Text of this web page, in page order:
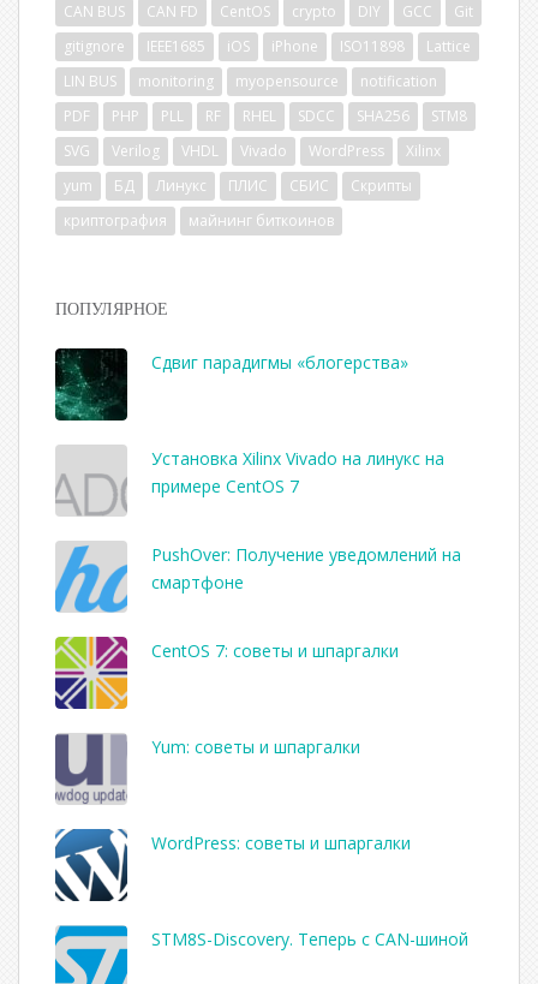
CAN BUS
CAN FD CentOS crypto DIY GCC
Git
gitignore
IEEE1685 iOS iPhone ISO11898
Lattice
LIN BUS
monitoring myopensource
notification
PDF
PHP PLL RF RHEL SDCC SHA256
STM8
SVG
Verilog VHDL Vivado WordPress
Xilinx
yum
БД Линукс ПЛИС СБИС
Скрипты
криптография
майнинг биткоинов
ПОПУЛЯРНОЕ
Сдвиг парадигмы «блогерства»
Установка Xilinx Vivado на линукс на
примере CentOS 7
PushOver: Получение уведомлений на
смартфоне
CentOS 7: советы и шпаргалки
Yum: советы и шпаргалки
WordPress: советы и шпаргалки
STM8S-Discovery. Теперь с CAN-шиной